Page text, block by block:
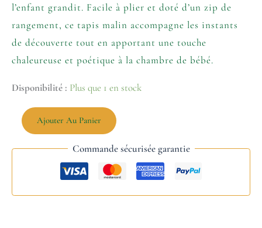
l’enfant grandit. Facile à plier et doté d’un zip de
rangement, ce tapis malin accompagne les instants
de découverte tout en apportant une touche
chaleureuse et poétique à la chambre de bébé.
Disponibilité : Plus que 1 en stock
Ajouter Au Panier
Commande sécurisée garantie